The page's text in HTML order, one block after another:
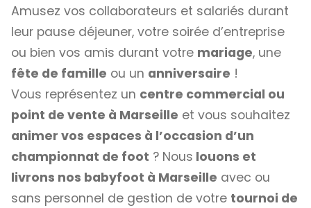
Amusez vos collaborateurs et salariés durant
leur pause déjeuner, votre soirée d’entreprise
ou bien vos amis durant votre mariage, une
fête de famille ou un anniversaire !
Vous représentez un centre commercial ou
point de vente à Marseille et vous souhaitez
animer vos espaces à l’occasion d’un
championnat de foot ? Nous louons et
livrons nos babyfoot à Marseille avec ou
sans personnel de gestion de votre tournoi de